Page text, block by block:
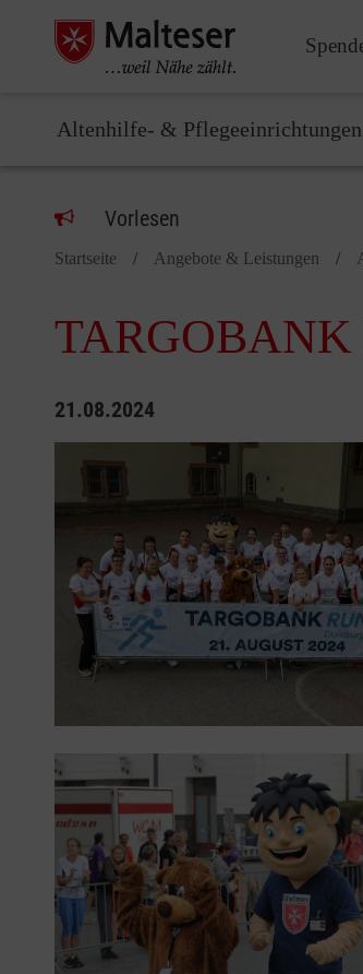
Altenhilfe- & Pflegeeinrichtungen
Vorlesen
Startseite Angebote & Leistungen
TARGOBANK
21.08.2024